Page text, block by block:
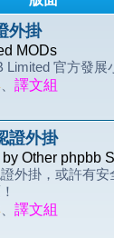
外掛
MODs
Limited 官方發展
譯文組
證外掛
Other phpbb
外掛，或許有安
譯文組